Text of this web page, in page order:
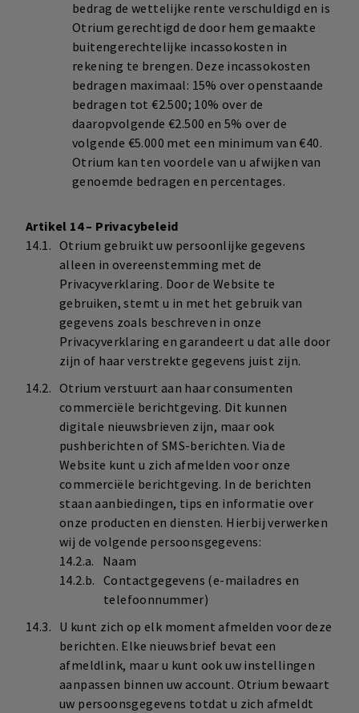
bedrag de wettelijke rente verschuldigd en is
Otrium gerechtigd de door hem gemaakte
buitengerechtelijke incassokosten in
rekening te brengen. Deze incassokosten
bedragen maximaal: 15% over openstaande
bedragen tot €2.500; 10% over de
daaropvolgende €2.500 en 5% over de
volgende €5.000 met een minimum van €40.
Otrium kan ten voordele van u afwijken van
genoemde bedragen en percentages.
Artikel 14 – Privacybeleid
Otrium gebruikt uw persoonlijke gegevens
alleen in overeenstemming met de
Privacyverklaring. Door de Website te
gebruiken, stemt u in met het gebruik van
gegevens zoals beschreven in onze
Privacyverklaring en garandeert u dat alle door
zijn of haar verstrekte gegevens juist zijn.
Otrium verstuurt aan haar consumenten
commerciële berichtgeving. Dit kunnen
digitale nieuwsbrieven zijn, maar ook
pushberichten of SMS-berichten. Via de
Website kunt u zich afmelden voor onze
commerciële berichtgeving. In de berichten
staan aanbiedingen, tips en informatie over
onze producten en diensten. Hierbij verwerken
wij de volgende persoonsgegevens:
Naam
Contactgegevens (e-mailadres en
telefoonnummer)
U kunt zich op elk moment afmelden voor deze
berichten. Elke nieuwsbrief bevat een
afmeldlink, maar u kunt ook uw instellingen
aanpassen binnen uw account. Otrium bewaart
uw persoonsgegevens totdat u zich afmeldt